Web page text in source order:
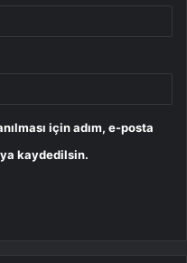
için adım, e-posta
kaydedilsin.